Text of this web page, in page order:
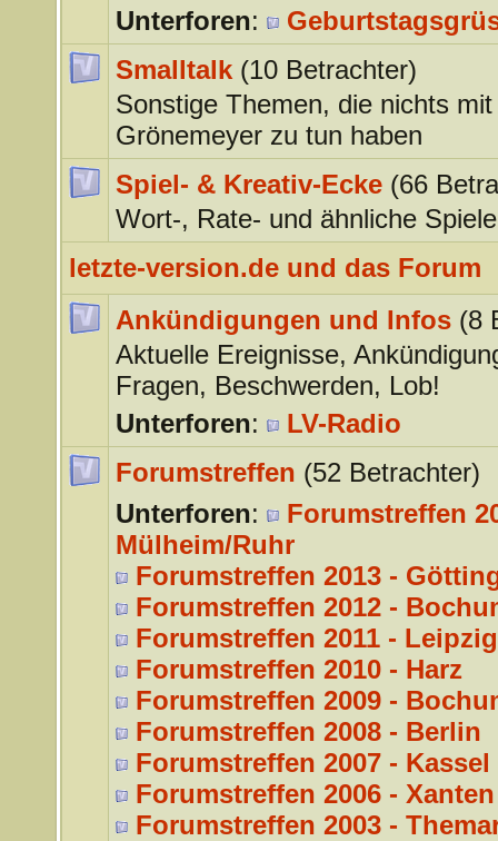
Unterforen:
Smalltalk (10 Betrachter)
Sonstige Themen, die nichts mit
Grönemeyer zu tun haben
Spiel- & Kreativ-Ecke (66
Wort-, Rate- und ähnliche Spiele
letzte-version.de und das Forum
Ankündigungen und Infos (8
Aktuelle Ereignisse,
Fragen, Beschwerden, Lob!
Unterforen:
LV-Radio
Forumstreffen (52 Betrachter)
Unterforen:
Forumstreffen
Mülheim/Ruhr
Forumstreffen 2013 -
Forumstreffen 2012 -
Forumstreffen 2011 - Leipzig
Forumstreffen 2010 - Harz
Forumstreffen 2009 -
Forumstreffen 2008 - Berlin
Forumstreffen 2007 - Kassel
Forumstreffen 2006 - Xanten
Forumstreffen 2003 -